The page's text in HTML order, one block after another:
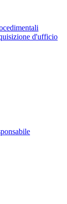
d'ufficio